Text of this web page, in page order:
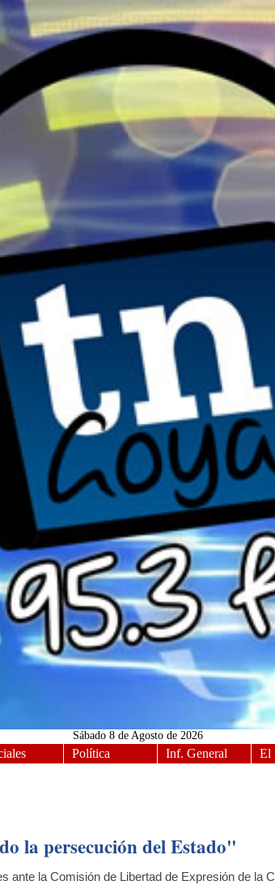
Sábado 8 de Agosto de 2026
Política Inf. General El
la persecución del Estado"
la Comisión de Libertad de Expresión de la